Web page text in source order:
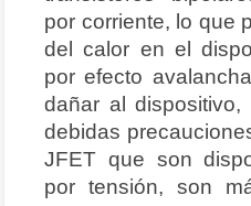
por corriente, lo que
del calor en el
por efecto
dañar al
debidas
JFET que son
por tensión, son